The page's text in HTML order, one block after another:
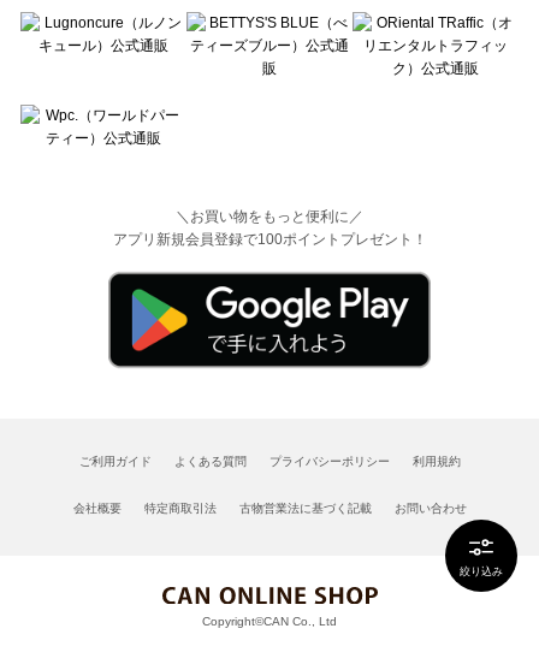
絞り込み
＼お買い物をもっと便利に／
アプリ新規会員登録で100ポイントプレゼント！
ご利用ガイド よくある質問 プライバシーポリシー 利用規約
会社概要 特定商取引法 古物営業法に基づく記載 お問い合わせ
Copyright©CAN Co., Ltd